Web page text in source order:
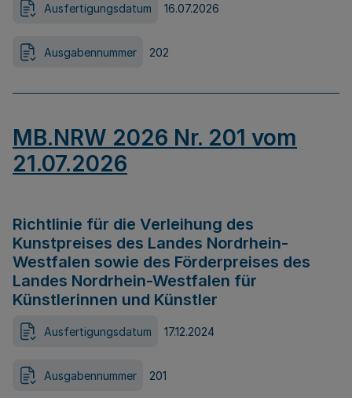
Ausfertigungsdatum 16.07.2026
Ausgabennummer 202
MB.NRW 2026 Nr. 201 vom
21.07.2026
Richtlinie für die Verleihung des
Kunstpreises des Landes Nordrhein-
Westfalen sowie des Förderpreises des
Landes Nordrhein-Westfalen für
Künstlerinnen und Künstler
Ausfertigungsdatum 17.12.2024
Ausgabennummer 201